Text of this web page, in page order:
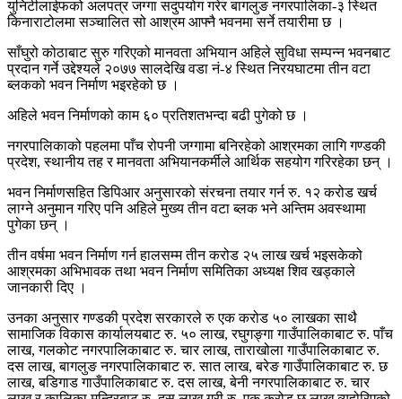
युनिटीलाईफको अलपत्र जग्गा सदुपयोग गरेर बागलुङ नगरपालिका-३ स्थित
किनाराटोलमा सञ्चालित सो आश्रम आफ्नै भवनमा सर्ने तयारीमा छ ।
साँघुरो कोठाबाट सुरु गरिएको मानवता अभियान अहिले सुविधा सम्पन्न भवनबाट
प्रदान गर्ने उद्देश्यले २०७७ सालदेखि वडा नं-४ स्थित निरयघाटमा तीन वटा
ब्लकको भवन निर्माण भइरहेको छ ।
अहिले भवन निर्माणको काम ६० प्रतिशतभन्दा बढी पुगेको छ ।
नगरपालिकाको पहलमा पाँच रोपनी जग्गामा बनिरहेको आश्रमका लागि गण्डकी
प्रदेश, स्थानीय तह र मानवता अभियानकर्मीले आर्थिक सहयोग गरिरहेका छन् ।
भवन निर्माणसहित डिपिआर अनुसारको संरचना तयार गर्न रु. १२ करोड खर्च
लाग्ने अनुमान गरिए पनि अहिले मुख्य तीन वटा ब्लक भने अन्तिम अवस्थामा
पुगेका छन् ।
तीन वर्षमा भवन निर्माण गर्न हालसम्म तीन करोड २५ लाख खर्च भइसकेको
आश्रमका अभिभावक तथा भवन निर्माण समितिका अध्यक्ष शिव खड्काले
जानकारी दिए ।
उनका अनुसार गण्डकी प्रदेश सरकारले रु एक करोड ५० लाखका साथै
सामाजिक विकास कार्यालयबाट रु. ५० लाख, रघुगङ्गा गाउँपालिकाबाट रु. पाँच
लाख, गलकोट नगरपालिकाबाट रु. चार लाख, ताराखोला गाउँपालिकाबाट रु.
दस लाख, बागलुङ नगरपालिकाबाट रु. सात लाख, बरेङ गाउँपालिकाबाट रु. छ
लाख, बडिगाड गाउँपालिकाबाट रु. दस लाख, बेनी नगरपालिकाबाट रु. चार